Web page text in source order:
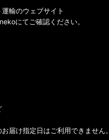
輸のウェブサイト
にてご確認ください。
届け指定日はご利用できません。